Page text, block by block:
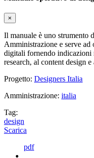
×
Il manuale è uno strumento
Amministrazione e serve ad
digitali fornendo indicazioni
research, al content design
Progetto: Designers Italia
Amministrazione: italia
Tag:
design
Scarica
pdf